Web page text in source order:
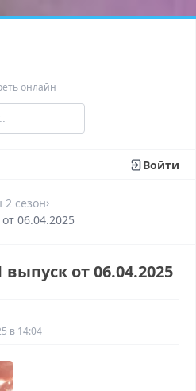
онлайн
Войти
2 сезон›
06.04.2025
от 06.04.2025
в 14:04